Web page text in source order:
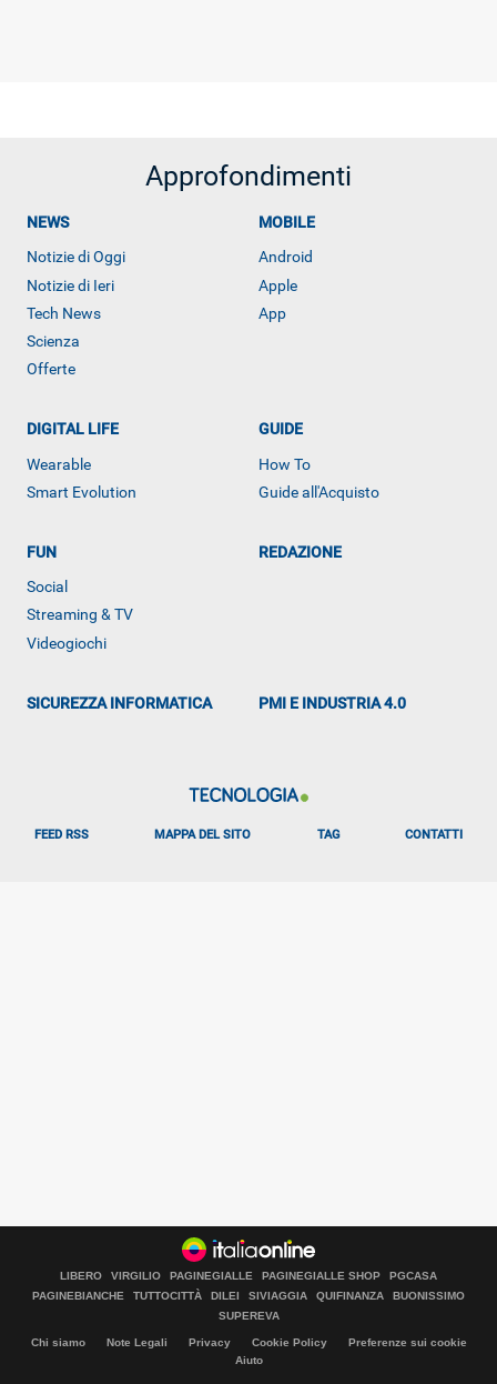
ALTRO
Libero Tecnologia è un prodotto Italiaonline
Approfondimenti
NEWS
Notizie di Oggi
Notizie di Ieri
Tech News
Scienza
Offerte
MOBILE
Android
Apple
App
DIGITAL LIFE
Wearable
Smart Evolution
GUIDE
How To
Guide all'Acquisto
FUN
Social
Streaming & TV
Videogiochi
REDAZIONE
SICUREZZA INFORMATICA PMI E INDUSTRIA 4.0
FEED RSS MAPPA DEL SITO TAG CONTATTI
LIBERO VIRGILIO PAGINEGIALLE PAGINEGIALLE SHOP
PGCASA
PAGINEBIANCHE
TUTTOCITTÀ DILEI SIVIAGGIA QUIFINANZA
BUONISSIMO
SUPEREVA
Chi siamo Note Legali Privacy Cookie Policy
Preferenze sui cookie
Aiuto